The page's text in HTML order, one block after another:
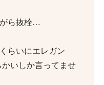
ら抜栓…
らいにエレガン
いしか言ってませ